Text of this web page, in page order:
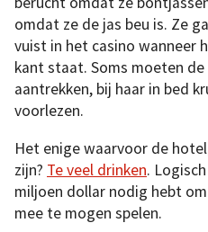
omdat ze de jas beu is. Ze
vuist in het casino wanneer
kant staat. Soms moeten
aantrekken, bij haar in bed
voorlezen.
Het enige waarvoor de
zijn? Te veel drinken.
miljoen dollar nodig hebt
mee te mogen spelen.